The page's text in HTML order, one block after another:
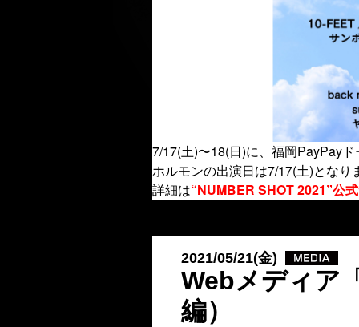
7/17(土)〜18(日)に、福岡PayPay
ホルモンの出演日は7/17(土)となり
詳細は“NUMBER SHOT 2021”公
2021/05/21(金)
Webメディア
編）